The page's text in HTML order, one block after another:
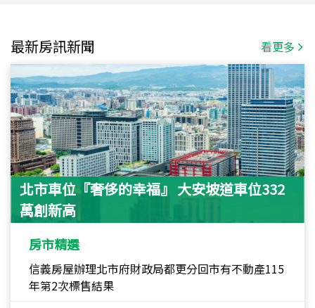
最新房訊新聞 看更多
北市車位『奢侈的幸福』 大安坡道車位332
萬創新高
房市精選
信義房屋辦理北市府財政局都更分回市有不動產115
年第2次標售結果